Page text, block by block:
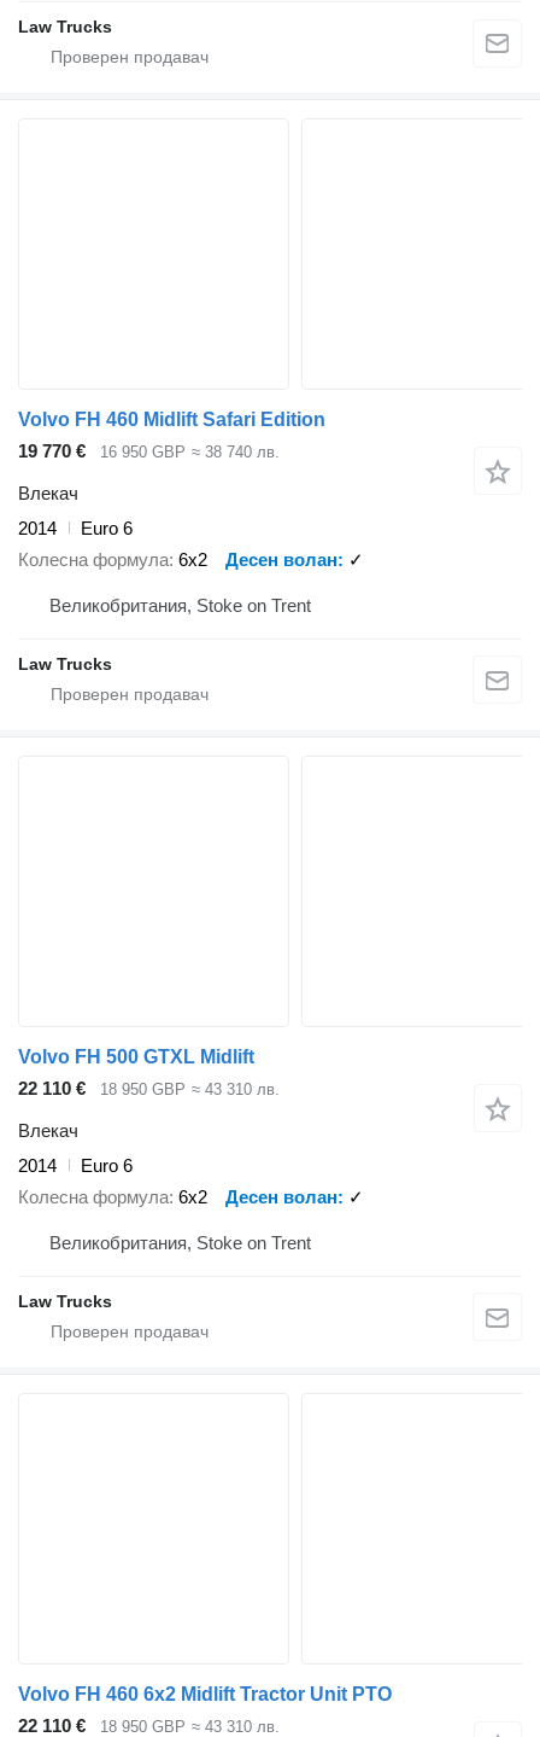
Law Trucks
Volvo FH 460 Midlift Safari Edition
19 770 €
16 950 GBP ≈ 38 740 лв.
Влекач
2014
Euro 6
Колесна формула 6x2 Десен волан ✓
Великобритания, Stoke on Trent
Law Trucks
Volvo FH 500 GTXL Midlift
22 110 €
18 950 GBP ≈ 43 310 лв.
Влекач
2014
Euro 6
Колесна формула 6x2 Десен волан ✓
Великобритания, Stoke on Trent
Law Trucks
Volvo FH 460 6x2 Midlift Tractor Unit PTO
22 110 €
18 950 GBP ≈ 43 310 лв.